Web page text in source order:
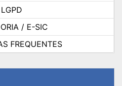
LGPD
/ E-SIC
FREQUENTES